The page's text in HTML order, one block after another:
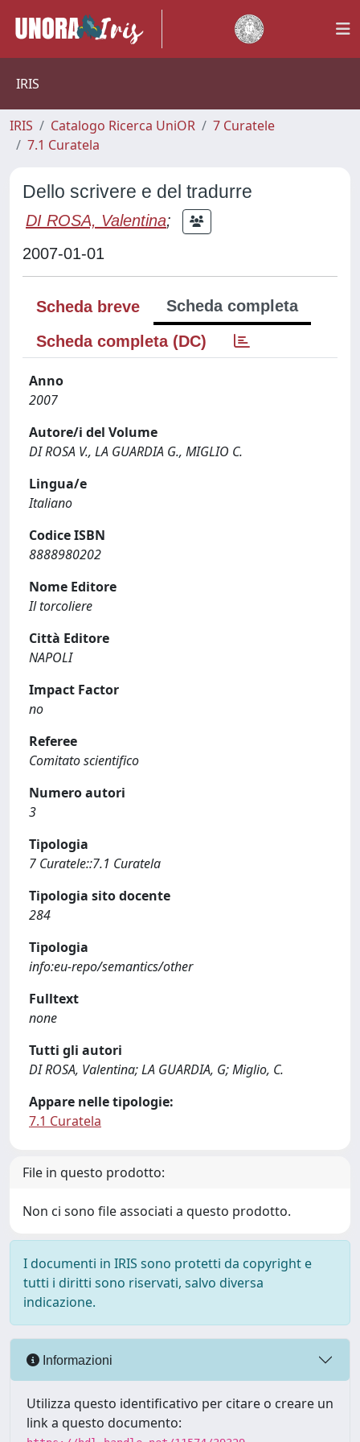
IRIS
IRIS Catalogo Ricerca UniOR
7 Curatele
7.1 Curatela
Dello scrivere e del tradurre
DI ROSA, Valentina;
2007-01-01
Scheda breve
Scheda completa
Scheda completa (DC)
Anno
2007
Autore/i del Volume
DI ROSA V., LA GUARDIA G., MIGLIO C.
Lingua/e
Italiano
Codice ISBN
8888980202
Nome Editore
Il torcoliere
Città Editore
NAPOLI
Impact Factor
no
Referee
Comitato scientifico
Numero autori
3
Tipologia
7 Curatele::7.1 Curatela
Tipologia sito docente
284
Tipologia
info:eu-repo/semantics/other
Fulltext
none
Tutti gli autori
DI ROSA, Valentina; LA GUARDIA, G; Miglio, C.
Appare nelle tipologie:
7.1 Curatela
File in questo prodotto:
Non ci sono file associati a questo prodotto.
I documenti in IRIS sono protetti da copyright e
tutti i diritti sono riservati, salvo diversa
indicazione.
Informazioni
Utilizza questo identificativo per citare o creare un
link a questo documento: